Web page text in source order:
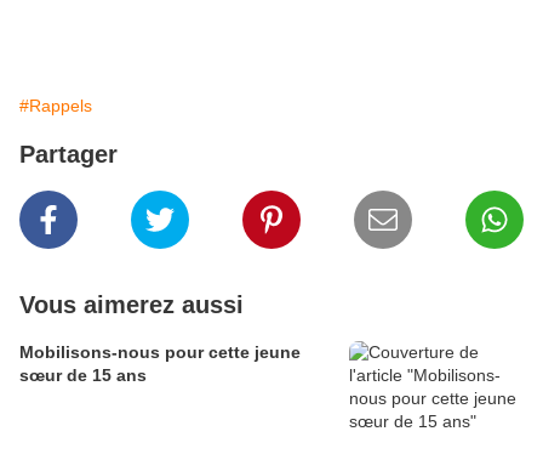
#Rappels
Partager
Vous aimerez aussi
Mobilisons-nous pour cette jeune
sœur de 15 ans